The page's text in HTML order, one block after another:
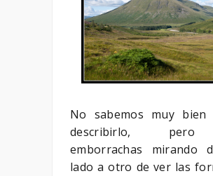
No sabemos muy bien
describirlo,
emborrachas mirando
lado a otro de ver las